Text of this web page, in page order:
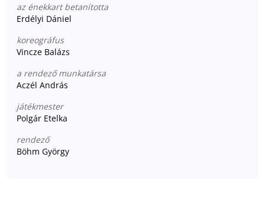
az énekkart betanította
Erdélyi Dániel
koreográfus
Vincze Balázs
a rendező munkatársa
Aczél András
játékmester
Polgár Etelka
rendező
Böhm György